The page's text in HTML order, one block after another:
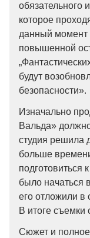
обязательного
которое
данный момент
повышенной
будут
безопасности».
Изначально
Вальда»
студия решила
больше
подготовиться
было начаться
его отложили в
В итоге съемки
Сюжет и полное